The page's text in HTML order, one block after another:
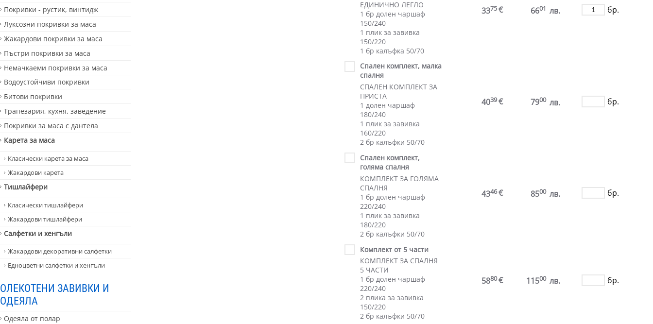
Покривки - рустик, винтидж
Луксозни покривки за маса
Жакардови покривки за маса
Пъстри покривки за маса
Немачкаеми покривки за маса
Водоустойчиви покривки
Битови покривки
Трапезария, кухня, заведение
Покривки за маса с дантела
Карета за маса
Класически карета за маса
Жакардови карета
Тишлайфери
Класически тишлайфери
Жакардови тишлайфери
Салфетки и хенгъли
Жакардови декоративни салфетки
Едноцветни салфетки и хенгъли
ОЛЕКОТЕНИ ЗАВИВКИ И
ОДЕЯЛА
Одеяла от полар
ЕДИНИЧНО ЛЕГЛО
1 бр долен чаршаф
150/240
1 плик за завивка
150/220
1 бр калъфка 50/70
3375€ 6601 лв. бр.
Спален комплект, малка
спалня
СПАЛЕН КОМПЛЕКТ ЗА
ПРИСТА
1 долен чаршаф
180/240
1 плик за завивка
160/220
2 бр калъфки 50/70
4039€ 7900 лв. бр.
Спален комплект,
голяма спалня
КОМПЛЕКТ ЗА ГОЛЯМА
СПАЛНЯ
1 бр долен чаршаф
220/240
1 плик за завивка
180/220
2 бр калъфки 50/70
4346€ 8500 лв. бр.
Комплект от 5 части
КОМПЛЕКТ ЗА СПАЛНЯ
5 ЧАСТИ
1 бр долен чаршаф
220/240
2 плика за завивка
150/220
2 бр калъфки 50/70
5880€ 11500 лв. бр.